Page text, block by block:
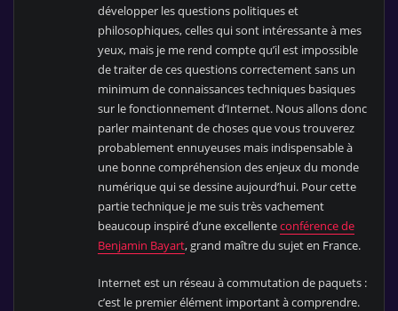
développer les questions politiques et
philosophiques, celles qui sont intéressante à mes
yeux, mais je me rend compte qu’il est impossible
de traiter de ces questions correctement sans un
minimum de connaissances techniques basiques
sur le fonctionnement d’Internet. Nous allons donc
parler maintenant de choses que vous trouverez
probablement ennuyeuses mais indispensable à
une bonne compréhension des enjeux du monde
numérique qui se dessine aujourd’hui. Pour cette
partie technique je me suis très vachement
beaucoup inspiré d’une excellenteconférence de
Benjamin Bayart, grand maître du sujet en France.
Internet est un réseau à commutation de paquets :
c’est le premier élément important à comprendre.